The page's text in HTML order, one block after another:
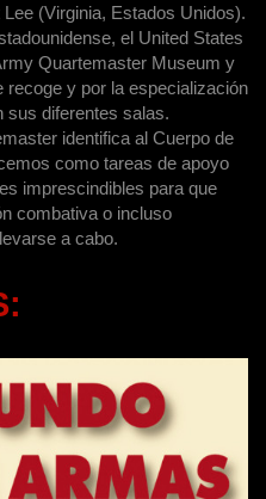
(Virginia, Estados Unidos).
el United States
Quartemaster Museum y
y por la especialización
sus diferentes salas.
identifica al Cuerpo de
como tareas de apoyo
imprescindibles para que
combativa o incluso
a cabo.